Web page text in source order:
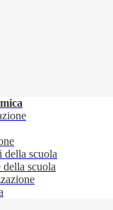
della scuola
della scuola